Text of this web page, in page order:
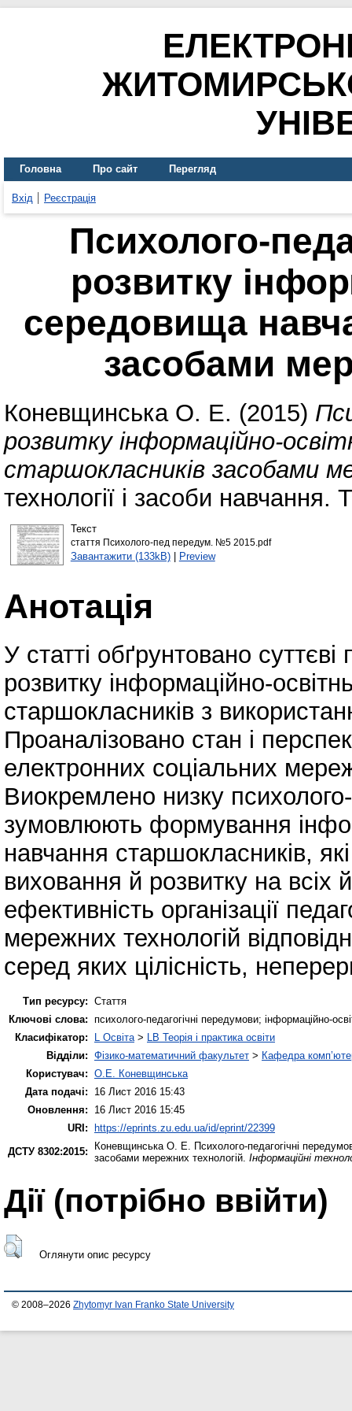
Головна Про сайт Перегляд
Вхід Реєстрація
Психолого-
розвитку
середовища
засобами
Коневщинська О. Е. (2015)
розвитку інформаційно-
старшокласників засобами
технології і засоби
Текст
стаття Психолого-пед передум. №5 2015.pdf
Завантажити (133kB)| Preview
Анотація
У статті обґрунтовано
розвитку інформаційно-
старшокласників з
Проаналізовано стан і
електронних соціальних
Виокремлено низку
зумовлюють формування
навчання старшокласників,
виховання й розвитку на всіх
ефективність організації
мережних технологій
серед яких цілісність,
Тип ресурсу: Стаття
Ключові слова: психолого-педагогічні передумови; інформаційно-
Класифікатор:
L Освіта > LB Теорія і практика освіти
Відділи: Фізико-математичний факультет > Кафедра
Користувач: О.Е. Коневщинська
Дата подачі:
16 Лист 2016 15:43
Оновлення:
16 Лист 2016 15:45
URI: https://eprints.zu.edu.ua/id/eprint/22399
ДСТУ 8302:2015:
Коневщинська О. Е.
Психолого-педагогічні
засобами мережних технологій. Інформаційні
Дії ​​(потрібно ввійти)
Оглянути опис ресурсу
© 2008–2026 Zhytomyr Ivan Franko State University